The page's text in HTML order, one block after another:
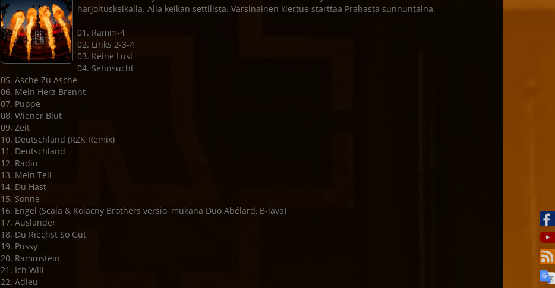
harjoituskeikalla. Alla keikan settilista. Varsinainen kiertue starttaa Prahasta sunnuntaina.
01. Ramm-4
02. Links 2-3-4
03. Keine Lust
04. Sehnsucht
05. Asche Zu Asche
06. Mein Herz Brennt
07. Puppe
08. Wiener Blut
09. Zeit
10. Deutschland (RZK Remix)
11. Deutschland
12. Radio
13. Mein Teil
14. Du Hast
15. Sonne
16. Engel (Scala & Kolacny Brothers versio, mukana Duo Abélard, B-lava)
17. Ausländer
18. Du Riechst So Gut
19. Pussy
20. Rammstein
21. Ich Will
22. Adieu